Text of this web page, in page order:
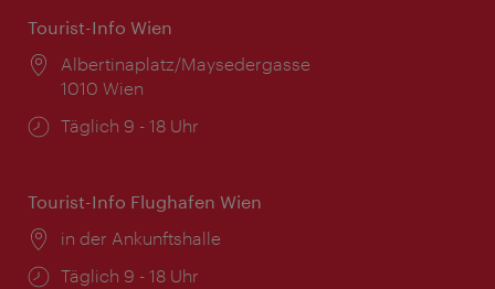
Tourist-Info Wien
Ort:
Albertinaplatz/Maysedergasse
1010 Wien
Öffnungszeiten:
Täglich 9 - 18 Uhr
Tourist-Info Flughafen Wien
Ort:
in der Ankunftshalle
Öffnungszeiten:
Täglich 9 - 18 Uhr